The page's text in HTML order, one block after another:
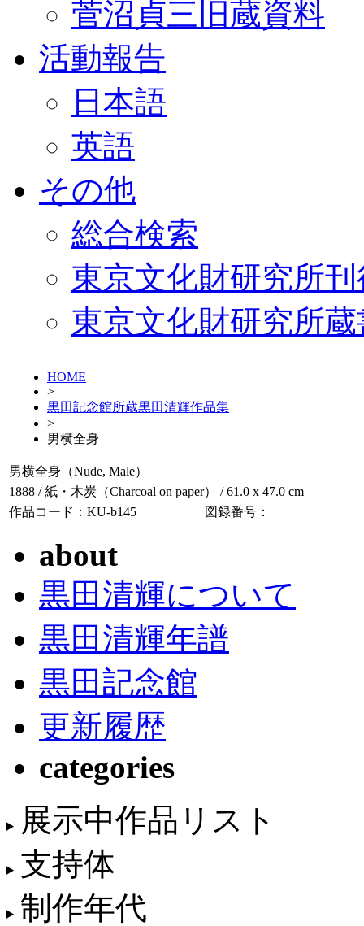
菅沼貞三旧蔵資料
活動報告
日本語
英語
その他
総合検索
東京文化財研究所
東京文化財研究所
HOME
>
黒田記念館所蔵黒田清輝作品集
>
男横全身
男横全身（Nude, Male）
1888 / 紙・木炭（Charcoal on paper） / 61.0 x 47.0 cm
作品コード：KU-b145
図録番号：
about
黒田清輝について
黒田清輝年譜
黒田記念館
更新履歴
categories
展示中作品リスト
支持体
制作年代